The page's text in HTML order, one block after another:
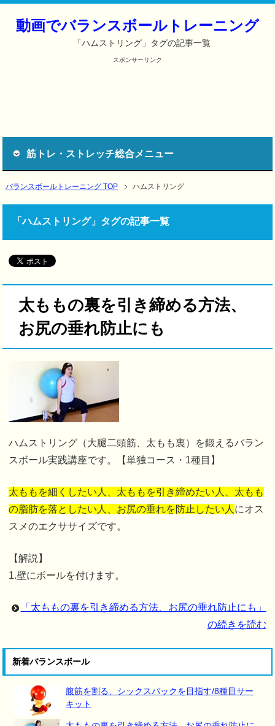
動画でバランスボールトレーニング
「ハムストリング」タグの記事一覧
スポンサーリンク
筋トレ・ストレッチ総合メニュー
バランスボールトレーニング TOP ハムストリング
「ハムストリング」タグの記事一覧
太ももの裏を引き締める方法、
お尻の垂れ防止にも
ハムストリング（大腿二頭筋、太もも裏）を鍛えるバラン
スボール実践講座です。【単独コース・1種目】
太ももを細くしたい人、太ももを引き締めたい人、太もも
の脂肪を落としたい人、お尻の垂れを防止したい人 にオス
スメのエクササイズです。
【解説】
1.壁にボールを付けます。
「太ももの裏を引き締める方法、お尻の垂れ防止にも」
の続きを読む
新着バランスボール
腹筋を割る、シックスパックを目指す/8種目サー
キット